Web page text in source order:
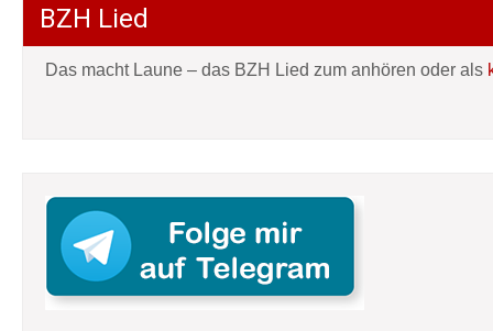
BZH Lied
Das macht Laune – das BZH Lied zum anhören oder als